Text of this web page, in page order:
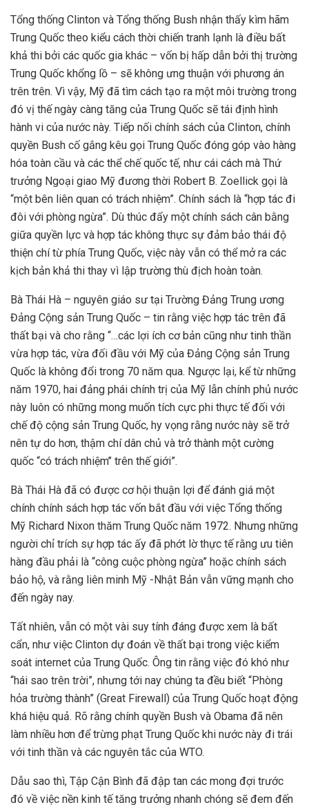
Tổng thống Clinton và Tổng thống Bush nhận thấy kìm hãm
Trung Quốc theo kiểu cách thời chiến tranh lạnh là điều bất
khả thi bởi các quốc gia khác – vốn bị hấp dẫn bởi thị trường
Trung Quốc khổng lồ – sẽ không ưng thuận với phương án
trên trên. Vì vậy, Mỹ đã tìm cách tạo ra một môi trường trong
đó vị thế ngày càng tăng của Trung Quốc sẽ tái định hình
hành vi của nước này. Tiếp nối chính sách của Clinton, chính
quyền Bush cố gắng kêu gọi Trung Quốc đóng góp vào hàng
hóa toàn cầu và các thể chế quốc tế, như cái cách mà Thứ
trưởng Ngoại giao Mỹ đương thời Robert B. Zoellick gọi là
“một bên liên quan có trách nhiệm”. Chính sách là “hợp tác đi
đôi với phòng ngừa”. Dù thúc đẩy một chính sách cân bằng
giữa quyền lực và hợp tác không thực sự đảm bảo thái độ
thiện chí từ phía Trung Quốc, việc này vẫn có thể mở ra các
kịch bản khả thi thay vì lập trường thù địch hoàn toàn.
Bà Thái Hà – nguyên giáo sư tại Trường Đảng Trung ương
Đảng Cộng sản Trung Quốc – tin rằng việc hợp tác trên đã
thất bại và cho rằng “…các lợi ích cơ bản cũng như tinh thần
vừa hợp tác, vừa đối đầu với Mỹ của Đảng Cộng sản Trung
Quốc là không đổi trong 70 năm qua. Ngược lại, kể từ những
năm 1970, hai đảng phái chính trị của Mỹ lẫn chính phủ nước
này luôn có những mong muốn tích cực phi thực tế đối với
chế độ cộng sản Trung Quốc, hy vọng rằng nước này sẽ trở
nên tự do hơn, thậm chí dân chủ và trở thành một cường
quốc “có trách nhiệm’’ trên thế giới”.
Bà Thái Hà đã có được cơ hội thuận lợi để đánh giá một
chính chính sách hợp tác vốn bắt đầu với việc Tổng thống
Mỹ Richard Nixon thăm Trung Quốc năm 1972. Nhưng những
người chỉ trích sự hợp tác ấy đã phớt lờ thực tế rằng ưu tiên
hàng đầu phải là “công cuộc phòng ngừa” hoặc chính sách
bảo hộ, và rằng liên minh Mỹ -Nhật Bản vẫn vững mạnh cho
đến ngày nay.
Tất nhiên, vẫn có một vài suy tính đáng được xem là bất
cẩn, như việc Clinton dự đoán về thất bại trong việc kiểm
soát internet của Trung Quốc. Ông tin rằng việc đó khó như
“hái sao trên trời”, nhưng tới nay chúng ta đều biết “Phòng
hỏa trường thành” (Great Firewall) của Trung Quốc hoạt động
khá hiệu quả. Rõ rằng chính quyền Bush và Obama đã nên
làm nhiều hơn để trừng phạt Trung Quốc khi nước này đi trái
với tinh thần và các nguyên tắc của WTO.
Dẫu sao thì, Tập Cận Bình đã đập tan các mong đợi trước
đó về việc nền kinh tế tăng trưởng nhanh chóng sẽ đem đến